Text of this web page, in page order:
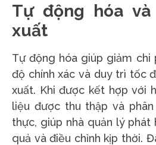
Tự động hóa
xuất
Tự động hóa giúp giảm chi
độ chính xác và duy trì tốc
xuất. Khi được kết hợp với
liệu được thu thập và
thực, giúp nhà quản lý phát
quả và điều chỉnh kịp thời.